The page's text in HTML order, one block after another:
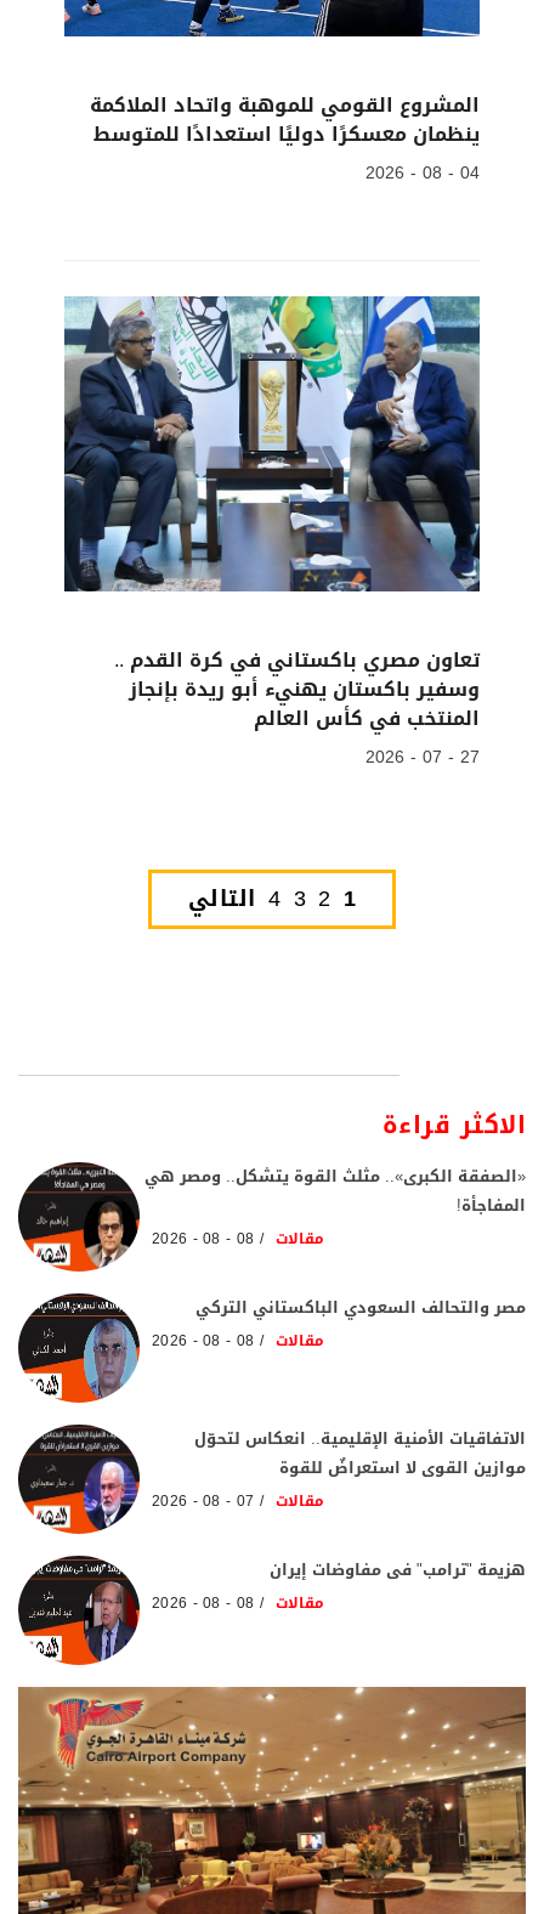
المشروع القومي للموهبة واتحاد الملاكمة
ينظمان معسكرًا دوليًا استعدادًا للمتوسط
04 - 08 - 2026
تعاون مصري باكستاني في كرة القدم ..
وسفير باكستان يهنيء أبو ريدة بإنجاز
المنتخب في كأس العالم
27 - 07 - 2026
1
2
3
4 التالي
الاكثر قراءة
«الصفقة الكبرى».. مثلث القوة يتشكل.. ومصر هي
المفاجأة!
مقالات 08 - 08 - 2026
مصر والتحالف السعودي الباكستاني التركي
مقالات 08 - 08 - 2026
الاتفاقيات الأمنية الإقليمية.. انعكاس لتحوّل
موازين القوى لا استعراضٌ للقوة
مقالات 07 - 08 - 2026
هزيمة "ترامب" فى مفاوضات إيران
مقالات 08 - 08 - 2026